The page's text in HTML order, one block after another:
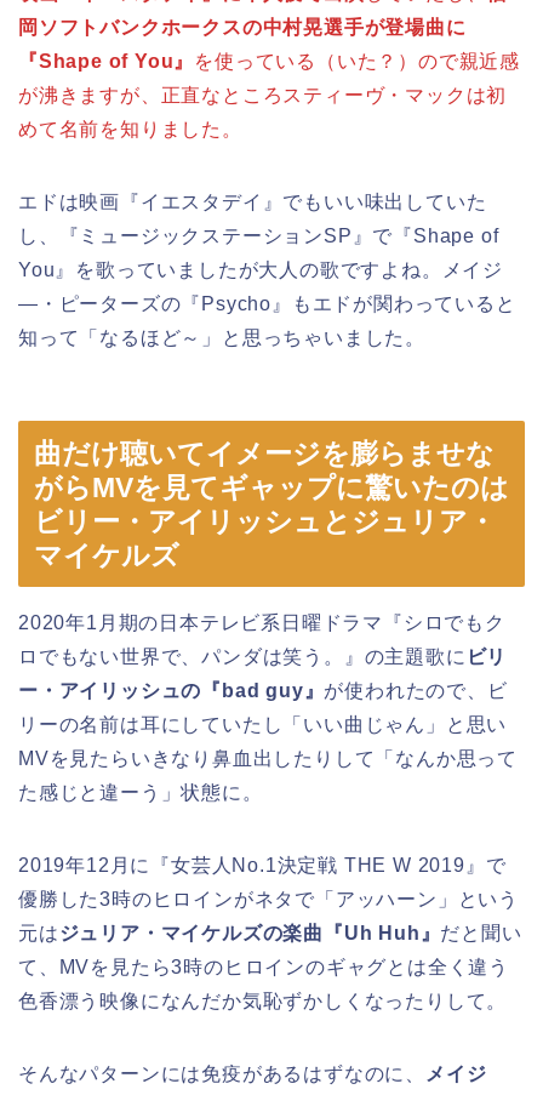
岡ソフトバンクホークスの中村晃選手が登場曲に
『Shape of You』
を使っている（いた？）ので親近感
が沸きますが、正直なところスティーヴ・マックは初
めて名前を知りました。
エドは映画『イエスタデイ』でもいい味出していた
し、『ミュージックステーションSP』で『Shape of
You』を歌っていましたが大人の歌ですよね。メイジ
―・ピーターズの『Psycho』もエドが関わっていると
知って「なるほど～」と思っちゃいました。
曲だけ聴いてイメージを膨らませな
がらMVを見てギャップに驚いたのは
ビリー・アイリッシュとジュリア・
マイケルズ
2020年1月期の日本テレビ系日曜ドラマ『シロでもク
ロでもない世界で、パンダは笑う。』の主題歌に ビリ
ー・アイリッシュの『bad guy』 が使われたので、ビ
リーの名前は耳にしていたし「いい曲じゃん」と思い
MVを見たらいきなり鼻血出したりして「なんか思って
た感じと違ーう」状態に。
2019年12月に『女芸人No.1決定戦 THE W 2019』で
優勝した3時のヒロインがネタで「アッハーン」という
元はジュリア・マイケルズの楽曲『Uh Huh』 だと聞い
て、MVを見たら3時のヒロインのギャグとは全く違う
色香漂う映像になんだか気恥ずかしくなったりして。
そんなパターンには免疫があるはずなのに、
メイジ